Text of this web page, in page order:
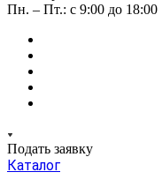
Пн. – Пт.: с 9:00 до 18:00
Подать заявку
Каталог